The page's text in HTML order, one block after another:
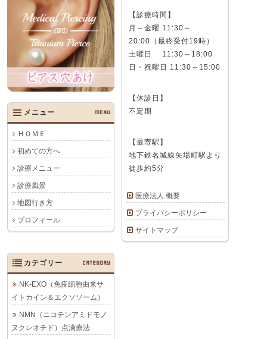
メニュー MENU
ＨＯＭＥ
初めての方へ
診療メニュー
診療風景
地図行き方
プロフィール
【診療時間】
月～金曜 11:30～
20:00（最終受付19時）
土曜日 11:30～18:00
日・祝曜日 11:30～15:00
【休診日】
不定期
【最寄駅】
地下鉄名城線矢場町駅より
徒歩約5分
医療法人 概要
プライバシーポリシー
サイトマップ
カテゴリー CATEGORY
NK-EXO（免疫細胞由来サ
イトカイン＆エクソソーム）
NMN（ニコチンアミドモノ
ヌクレオチド）点滴療法